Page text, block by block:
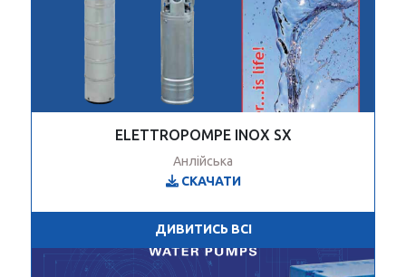
ELETTROPOMPE INOX SX
Анлійська
СКАЧАТИ
ДИВИТИСЬ ВСІ